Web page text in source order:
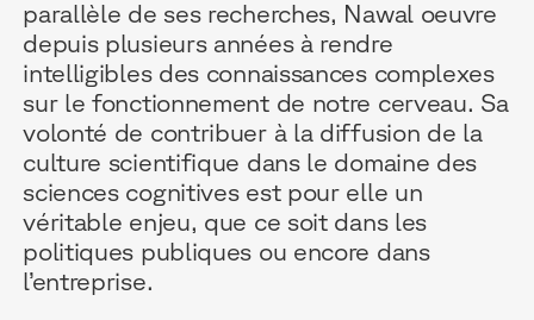
RELATIONS
CLIENTS &
LOGICIELS
TÉMOIGNAGES
INTÉGRATIONS
parallèle de ses recherches, Nawal oeuvre
depuis plusieurs années à rendre
intelligibles des connaissances complexes
sur le fonctionnement de notre cerveau. Sa
volonté de contribuer à la diffusion de la
culture scientifique dans le domaine des
sciences cognitives est pour elle un
véritable enjeu, que ce soit dans les
politiques publiques ou encore dans
l’entreprise.